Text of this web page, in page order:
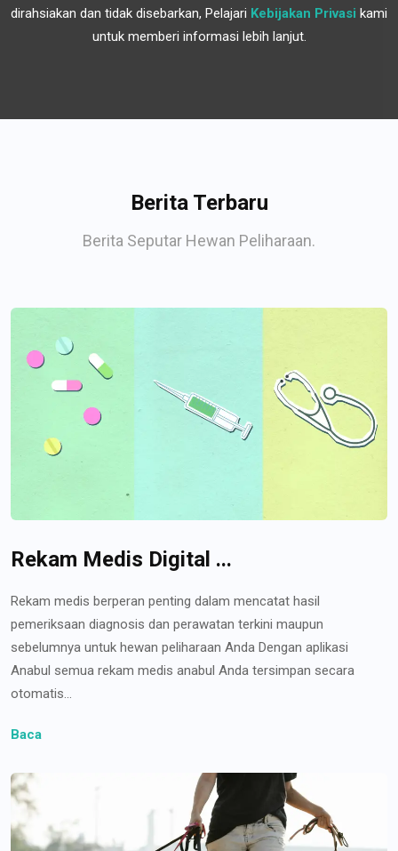
dirahsiakan dan tidak disebarkan, Pelajari Kebijakan Privasi kami
untuk memberi informasi lebih lanjut.
Berita Terbaru
Berita Seputar Hewan Peliharaan.
Rekam Medis Digital ...
Rekam medis berperan penting dalam mencatat hasil
pemeriksaan diagnosis dan perawatan terkini maupun
sebelumnya untuk hewan peliharaan Anda Dengan aplikasi
Anabul semua rekam medis anabul Anda tersimpan secara
otomatis...
Baca